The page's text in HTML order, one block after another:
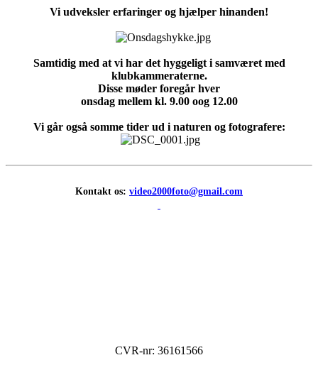
Vi udveksler erfaringer og hjælper hinanden!
Samtidig med at vi har det hyggeligt i samværet med
klubkammeraterne.
Disse møder foregår hver
onsdag mellem kl. 9.00 oog 12.00
Vi går også somme tider ud i naturen og fotografere:
Kontakt os: video2000foto@gmail.com
CVR-nr: 36161566